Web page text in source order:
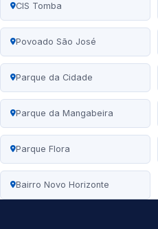
CIS Tomba
Povoado São José
Parque da Cidade
Parque da Mangabeira
Parque Flora
Bairro Novo Horizonte